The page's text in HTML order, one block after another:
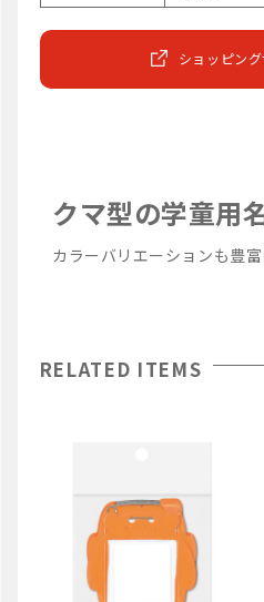
ショッピン
クマ型の学童用
カラーバリエーションも豊富
RELATED ITEMS